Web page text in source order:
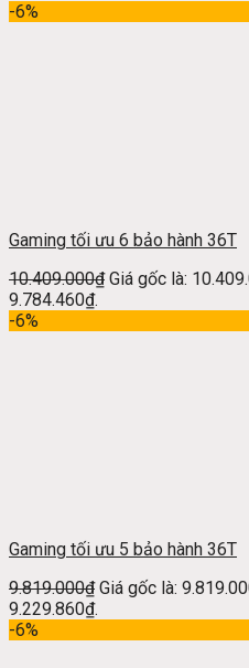
-6%
Gaming tối ưu 6 bảo hành 36T
10.409.000₫ Giá gốc là:
9.784.460₫.
-6%
Gaming tối ưu 5 bảo hành 36T
9.819.000₫ Giá gốc là:
9.229.860₫.
-6%